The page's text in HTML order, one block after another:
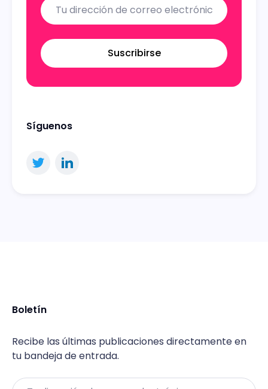
Suscribirse
Síguenos
Boletín
Recibe las últimas publicaciones directamente en
tu bandeja de entrada.
Email